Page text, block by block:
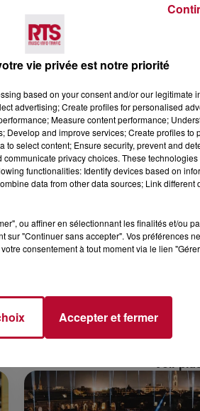
la région. Toujours le Gard et
lieu les Pyrénées-
quoi qu’un peu moins froides
Montpellier et Nîmes, 11°C à
Voir
vie privée est notre priorité
based on your consent and/or our legitimate
advertising; Create profiles for personalised
Measure content performance;
Develop and improve services; Create profiles to
select content; Ensure security, prevent and
privacy choices. These
functionalities: Identify devices based on
data from other data sources; Link different
ou affiner en sélectionnant les finalités et/ou
sur "Continuer sans accepter". Vos préférences
consentement à tout moment via le lien
Accepter et fermer